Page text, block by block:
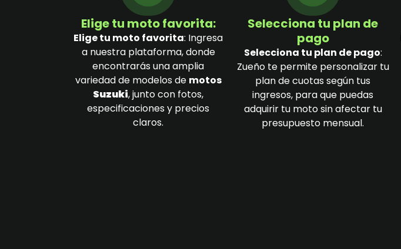
Elige tu moto favorita:
Elige tu moto favorita: Ingresa
a nuestra plataforma, donde
encontrarás una amplia
variedad de modelos de motos
Suzuki, junto con fotos,
especificaciones y precios
claros.
Selecciona tu plan de
pago
Selecciona tu plan de pago:
Zueño te permite personalizar tu
plan de cuotas según tus
ingresos, para que puedas
adquirir tu moto sin afectar tu
presupuesto mensual.